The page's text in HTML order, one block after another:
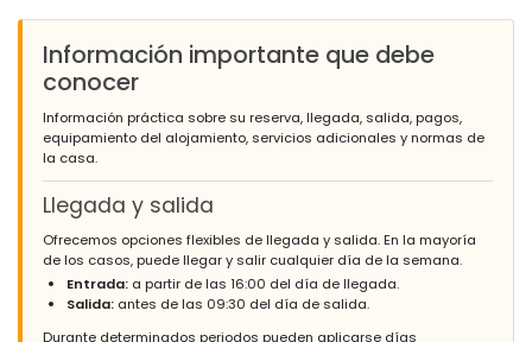
No oven in the kitchen!
(Traducido por Google)
¡Sin horno en la cocina!
Información importante que debe
conocer
Información práctica sobre su reserva, llegada, salida, pagos,
equipamiento del alojamiento, servicios adicionales y normas de
la casa.
Llegada y salida
Ofrecemos opciones flexibles de llegada y salida. En la mayoría
de los casos, puede llegar y salir cualquier día de la semana.
Entrada: a partir de las 16:00 del día de llegada.
Salida: antes de las 09:30 del día de salida.
Durante determinados periodos pueden aplicarse días